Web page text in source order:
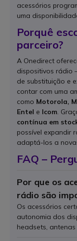
acessórios
uma
Porquê
parceiro?
A Onedirect
dispositivos rádio
de substituição e
contar com uma
como Motorola,
Entel e Icom.
contínua em
possível expandir
adaptá-los a
FAQ –
Por que os
rádio são
Os acessórios
autonomia dos
headsets,